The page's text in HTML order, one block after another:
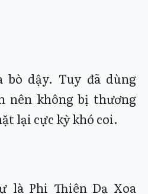
bò dậy. Tuy đã dùng
nên không bị thương
lại cực kỳ khó coi.
là Phi Thiên Dạ Xoa